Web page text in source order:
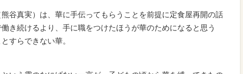
谷真実）は、華に手伝ってもらうことを前提に定食屋再開の話
き続けるより、手に職をつけたほうが華のためになると思う
すらできない華。